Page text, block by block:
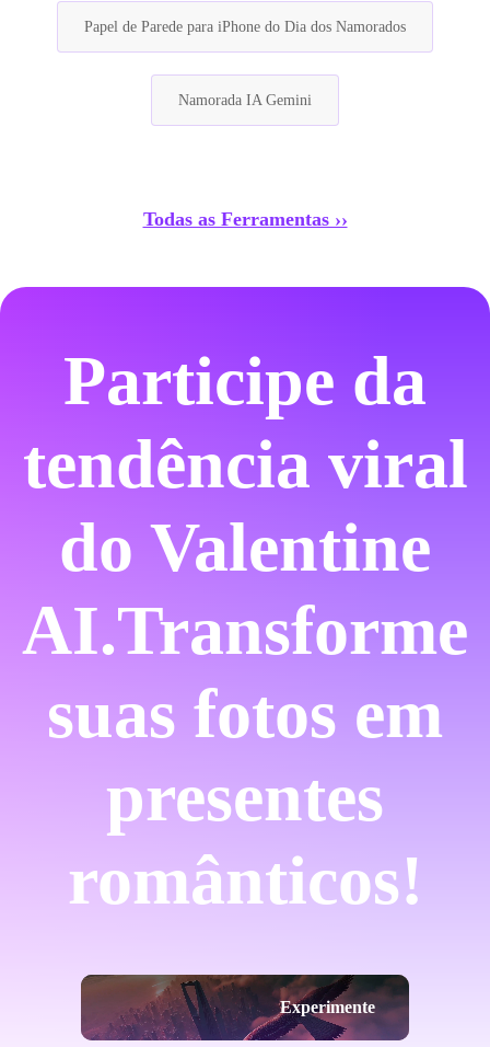
Papel de Parede para iPhone do Dia dos Namorados
Namorada IA Gemini
Todas as Ferramentas ››
Participe da
tendência viral
do Valentine
AI.Transforme
suas fotos em
presentes
românticos!
Experimente